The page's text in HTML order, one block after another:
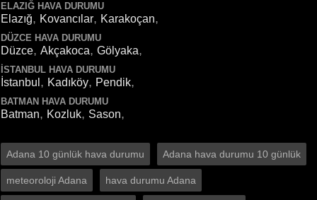
ELAZIĞ HAVA DURUMU
Elazığ, Kovancılar, Karakoçan,
DÜZCE HAVA DURUMU
Düzce, Akçakoca, Gölyaka,
İSTANBUL HAVA DURUMU
İstanbul , Kadıköy, Pendik,
BATMAN HAVA DURUMU
Batman, Kozluk, Sason,
Adana 10 günlük hava durumu Adana hava durumu 10 günlük
meteoroloji Adana hava durumu Adana